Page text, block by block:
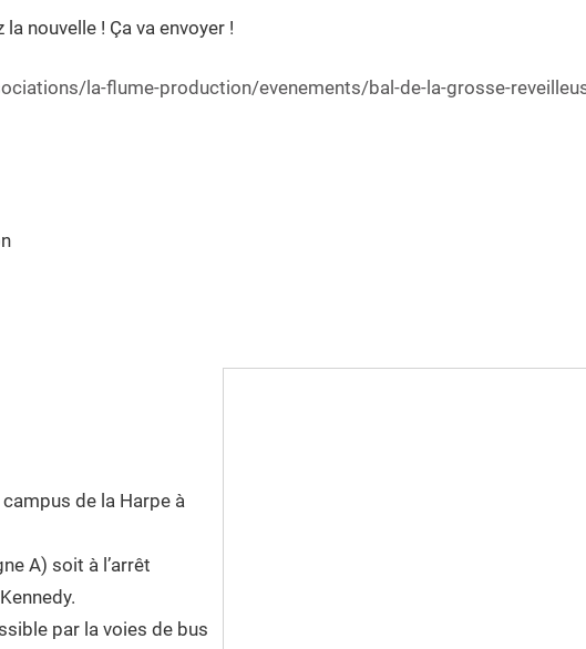
nouvelle ! Ça va envoyer !
la-flume-production/evenements/bal-de-la-grosse-
de la Harpe à
A) soit à l’arrêt
par la voies de bus